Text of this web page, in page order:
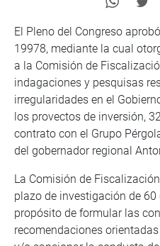
El Pleno del Congreso
19978, mediante la cual
a la Comisión de
indagaciones y pesquisas
irregularidades en el
los provectos de inversión,
contrato con el Grupo
del gobernador regional
La Comisión de
plazo de investigación de 60
propósito de formular las
recomendaciones